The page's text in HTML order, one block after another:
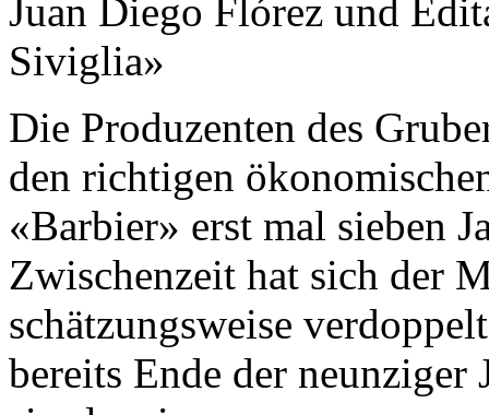
Juan Diego Flórez und
Siviglia»
Die Produzenten des
den richtigen
«Barbier» erst mal sieben
Zwischenzeit hat sich der
schätzungsweise
bereits Ende der